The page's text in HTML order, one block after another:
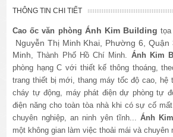
THÔNG TIN CHI TIẾT
Cao ốc văn phòng Ánh Kim Building
Nguyễn Thị Minh Khai, Phường 6,
Minh, Thành Phố Hồ Chí Minh. Ánh Kim
phòng hạng C với thiết kế thông thoáng,
trang thiết bị mới, thang máy tốc độ cao, hệ
cháy tự động, máy phát điện dự phòng tự
điện năng cho toàn tòa nhà khi có sự cố
chuyên nghiệp, an ninh yên tĩnh...Ánh
một không gian làm việc thoải mái và chuyên